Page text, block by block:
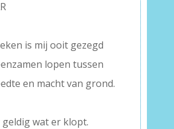
is mij ooit gezegd
lopen tussen
en macht van grond.
geldig wat er klopt.